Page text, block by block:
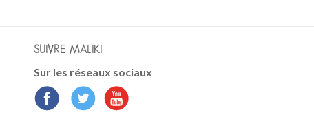
SUIVRE MALIKI
Sur les réseaux sociaux